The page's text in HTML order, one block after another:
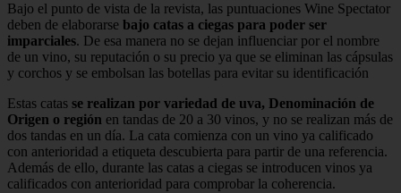
Bajo el punto de vista de la revista, las puntuaciones Wine Spectator
deben de elaborarse bajo catas a ciegas para poder ser
imparciales. De esa manera no se dejan influenciar por el nombre
de un vino, su reputación o su precio ya que se eliminan las cápsulas
y corchos y se embolsan las botellas para evitar su identificación
Estas catas se realizan por variedad de uva, Denominación de
Origen o región en tandas de 20 a 30 vinos, y no se realizan más de
dos tandas en un día. La cata comienza con un vino ya calificado
con anterioridad a etiqueta descubierta para partir de una referencia.
Además de ello, durante las catas a ciegas se introducen vinos ya
calificados con anterioridad para comprobar la coherencia.